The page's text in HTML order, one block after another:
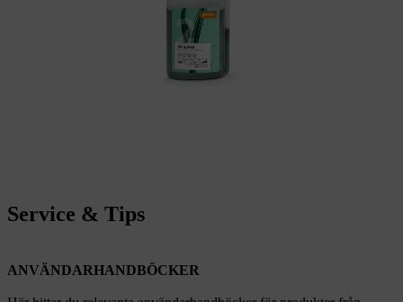
Service & Tips
ANVÄNDARHANDBÖCKER